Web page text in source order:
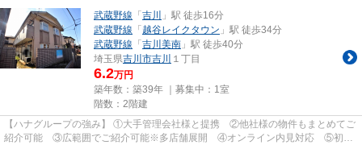
武蔵野線 「 吉川
」駅 徒歩16分
武蔵野線 「 越谷レイクタウン 」駅 徒歩34分
武蔵野線 「 吉川美南 」駅 徒歩40分
埼玉県吉川市吉川 １丁目
6.2万円
築年数：築39年 ｜募集中： 1室
階数：2階建
【ハナグループの強み】 ①大手管理会社様と提携 ②他社様の物件もまとめてご
紹介可能 ③広範囲でご紹介可能※多店舗展開 ④オンライン内見対応 ⑤初期